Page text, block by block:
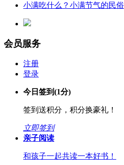
小满吃什么？小满节气的民俗
会员服务
注册
登录
今日签到(1分)
签到送积分，积分换豪礼！
立即签到
亲子阅读
和孩子一起共读一本好书！